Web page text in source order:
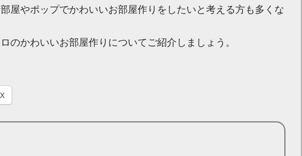
屋やポップでかわいいお部屋作りをしたいと考える方も多くな
のかわいいお部屋作りについてご紹介しましょう。
X